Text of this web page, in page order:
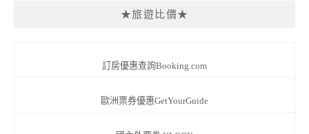
★旅遊比價★
訂房優惠查詢Booking.com
歐洲票券優惠GetYourGuide